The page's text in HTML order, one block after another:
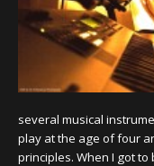
several musical
play at the age of four
principles. When I got